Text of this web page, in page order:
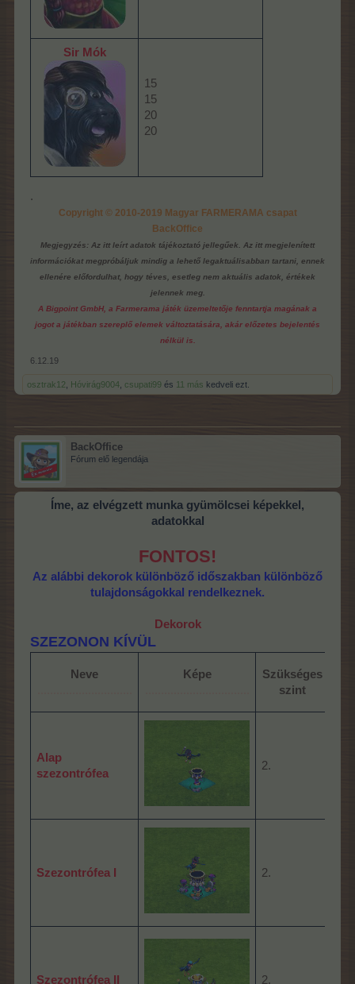
Sir Mók
15
15
20
20
.
Copyright © 2010-2019 Magyar FARMERAMA csapat
BackOffice
Megjegyzés: Az itt leírt adatok tájékoztató jellegűek. Az itt megjelenített
információkat megpróbáljuk mindig a lehető legaktuálisabban tartani, ennek
ellenére előfordulhat, hogy téves, esetleg nem aktuális adatok, értékek
jelennek meg.
A Bigpoint GmbH, a Farmerama játék üzemeltetője fenntartja magának a
jogot a játékban szereplő elemek változtatására, akár előzetes bejelentés
nélkül is.
6.12.19
osztrak12 Hóvirág9004 csupati99 és 11 más kedveli ezt.
BackOffice
Fórum elő legendája
Íme, az elvégzett munka gyümölcsei képekkel,
adatokkal
FONTOS!
Az alábbi dekorok különböző időszakban különböző
tulajdonságokkal rendelkeznek.
Dekorok
SZEZONON KÍVÜL
Neve
Képe
Szükséges
szint
Alap
szezontrófea
2.
Szezontrófea I 2.
Szezontrófea II 2.